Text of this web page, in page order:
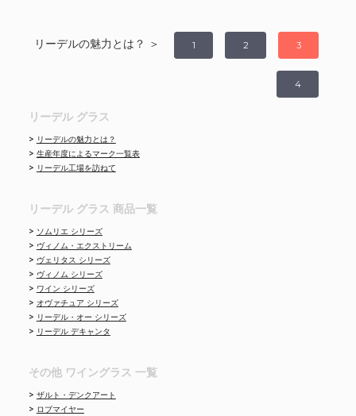
リーデルの魅力とは？ ＞ 1 2 3
4
リーデル グラス
> リーデルの魅力とは？
> 生産年度によるマーク一覧表
> リーデル工場を訪ねて
リーデル グラス 商品一覧
> ソムリエ シリーズ
> ヴィノム・エクストリーム
> ヴェリタス シリーズ
> ヴィノム シリーズ
> ワイン シリーズ
> オヴァチュア シリーズ
> リーデル・オー シリーズ
> リーデル デキャンタ
その他 ワイングラス 一覧
> ザルト・デンクアート
> ロブマイヤー